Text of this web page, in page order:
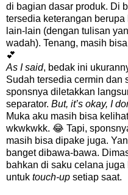
di bagian dasar produk. Di
tersedia keterangan
lain-lain (dengan tulisan
wadah). Tenang, masih
💕
As I said, bedak ini
Sudah tersedia cermin dan
sponsnya diletakkan
separator. But, it’s okay, I
Muka aku masih bisa
wkwkwkk. 😂 Tapi,
masih bisa dipake juga.
banget dibawa-bawa.
bahkan di saku celana
untuk touch-up setiap saat.